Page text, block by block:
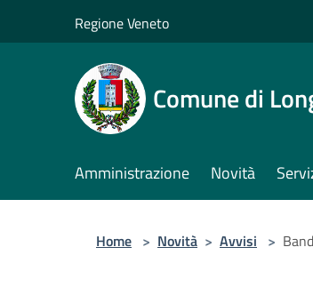
Regione Veneto
Comune di
Amministrazione Novità
Home > Novità > Avvisi >